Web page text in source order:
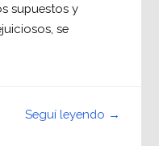
supuestos y
se
Seguí leyendo →